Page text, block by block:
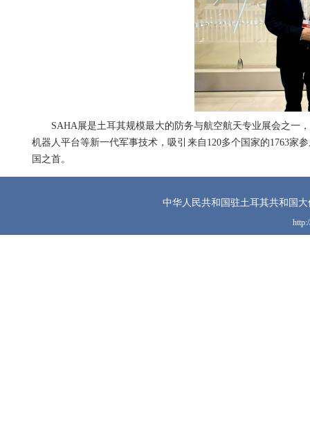
SAHA展是土耳其规模最大的防务与航空航天专业展会之一，
机器人平台等新一代军事技术，吸引来自120多个国家的1763家
国之首。
中华人民共和国驻土耳其共和国大